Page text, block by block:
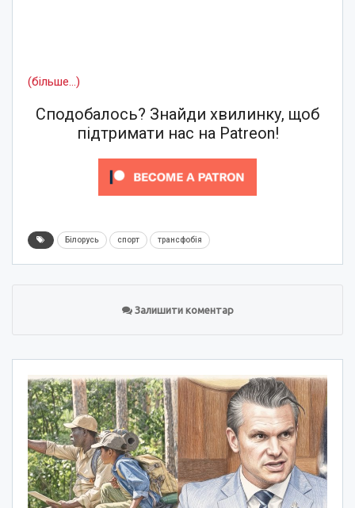
(більше…)
Сподобалось? Знайди хвилинку, щоб
підтримати нас на Patreon!
Білорусь спорт трансфобія
Залишити коментар